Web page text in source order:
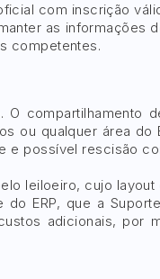
com inscrição
as informações
competentes.
compartilhamento
ou qualquer área
e possível rescisão
leiloeiro, cujo
ERP, que a
adicionais,